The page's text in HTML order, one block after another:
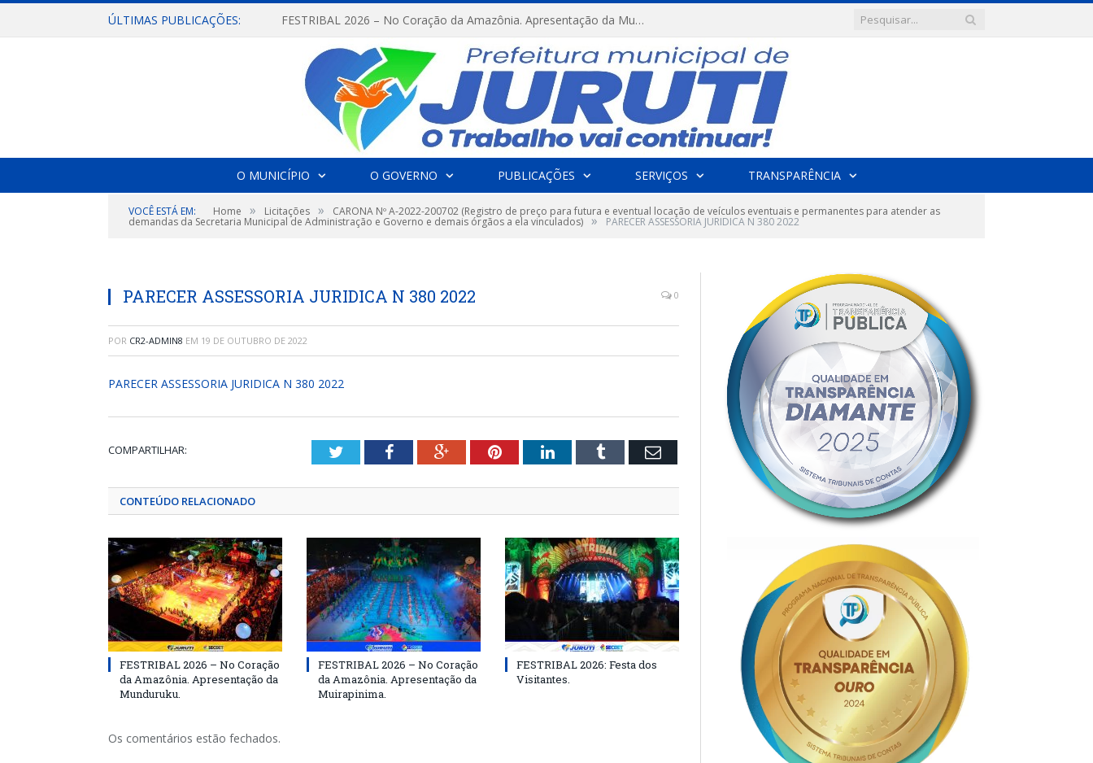
ÚLTIMAS PUBLICAÇÕES: FESTRIBAL 2026 – No Coração da Amazônia. Apresentação da Munduruku.
O MUNICÍPIO O GOVERNO PUBLICAÇÕES SERVIÇOS TRANSPARÊNCIA
VOCÊ ESTÁ EM: Home » Licitações » CARONA Nº A-2022-200702 (Registro de preço para futura e eventual locação de veículos eventuais e permanentes para atender as
demandas da Secretaria Municipal de Administração e Governo e demais órgãos a ela vinculados) » PARECER ASSESSORIA JURIDICA N 380 2022
PARECER ASSESSORIA JURIDICA N 380 2022 0
POR CR2-ADMIN8 EM 19 DE OUTUBRO DE 2022
PARECER ASSESSORIA JURIDICA N 380 2022
COMPARTILHAR: TwitterFacebookGoogle+PinterestLinkedInTumblr Email
CONTEÚDO RELACIONADO
FESTRIBAL 2026 – No Coração
da Amazônia. Apresentação da
Munduruku.
FESTRIBAL 2026 – No Coração
da Amazônia. Apresentação da
Muirapinima.
FESTRIBAL 2026: Festa dos
Visitantes.
Os comentários estão fechados.